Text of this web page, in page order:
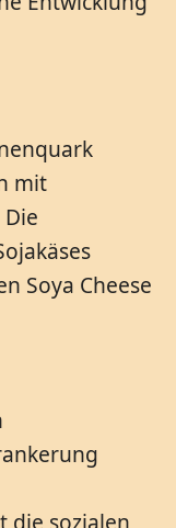
mit
Soya Cheese